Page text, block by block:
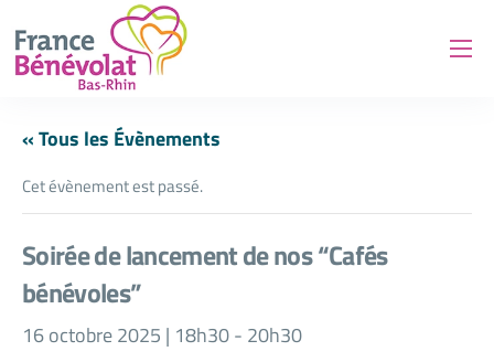
France Bénévolat 67
Nos interventions
Prendre rendez-vous
Devenir bénévole
Associations
« Tous les Évènements
Cet évènement est passé.
Soirée de lancement de nos “Cafés
bénévoles”
16 octobre 2025 | 18h30- 20h30